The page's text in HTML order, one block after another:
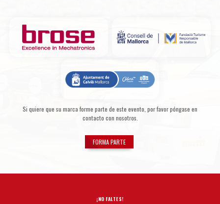
Si quiere que su marca forme parte de este evento, por favor póngase en
contacto con nosotros.
FORMA PARTE
¡NO FALTES!